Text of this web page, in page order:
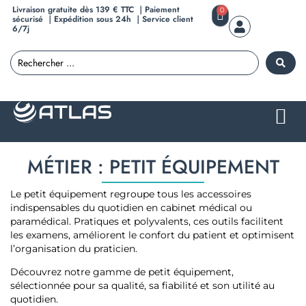
Livraison gratuite dès 139 € TTC ｜Paiement
sécurisé ｜Expédition sous 24h ｜Service client
6/7j
0
MÉTIER : PETIT ÉQUIPEMENT
Le petit équipement regroupe tous les accessoires
indispensables du quotidien en cabinet médical ou
paramédical. Pratiques et polyvalents, ces outils facilitent
les examens, améliorent le confort du patient et optimisent
l’organisation du praticien.
Découvrez notre gamme de petit équipement,
sélectionnée pour sa qualité, sa fiabilité et son utilité au
quotidien.